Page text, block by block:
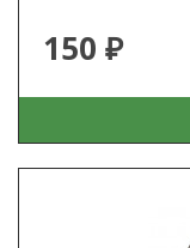
150 ₽